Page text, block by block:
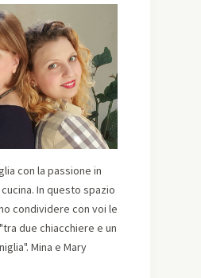
con la passione in
In questo spazio
condividere con voi le
due chiacchiere e un
Mina e Mary